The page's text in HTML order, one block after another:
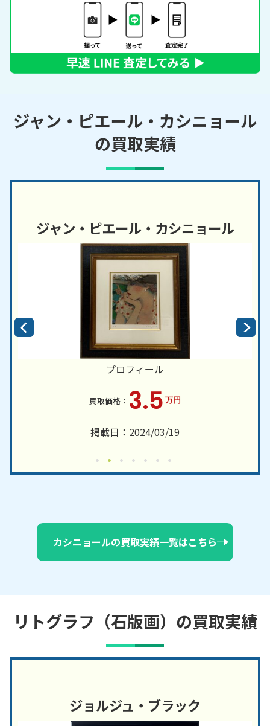
ジャン・ピエール・カシニョール
の買取実績
ジャン・ピエール・カシニョール
プロフィール
3.5 万円
掲載日：2024/03/19
カシニョールの買取実績一覧はこちら
リトグラフ（石版画）の買取実績
ジョルジュ・ブラック